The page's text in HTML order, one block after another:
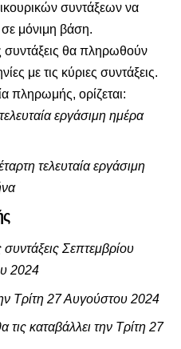
συντάξεων να
σε μόνιμη βάση.
συντάξεις θα πληρωθούν
με τις κύριες συντάξεις.
πληρωμής, ορίζεται:
εργάσιμη ημέρα
τελευταία εργάσιμη
Σεπτεμβρίου
2024
Τρίτη 27 Αυγούστου 2024
καταβάλλει την Τρίτη 27